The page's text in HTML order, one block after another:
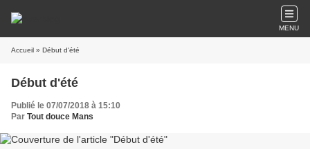
MENU
Accueil » Début d'été
Début d'été
Publié le 07/07/2018 à 15:10
Par Tout douce Mans